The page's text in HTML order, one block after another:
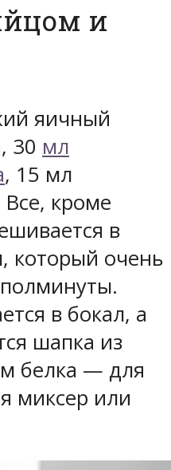
и
яичный
30 мл
, 15 мл
Все, кроме
в
который очень
в бокал, а
шапка из
белка — для
миксер или